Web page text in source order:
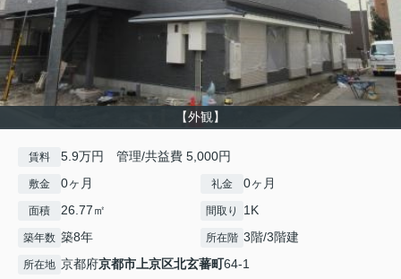
【外観】
賃料 5.9万円 管理/共益費 5,000円
敷金 0ヶ月 礼金 0ヶ月
面積 26.77㎡ 間取り 1K
築年数 築8年 所在階 3階/3階建
所在地 京都府京都市上京区北玄蕃町64-1